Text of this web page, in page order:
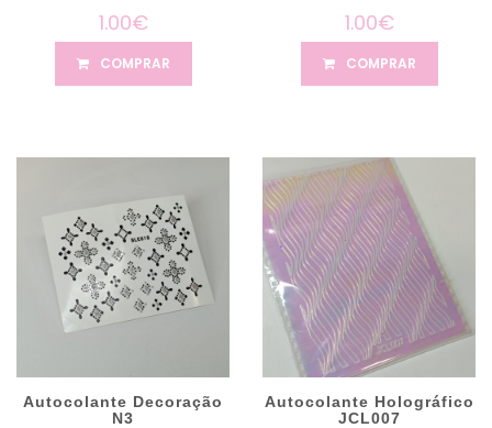
1.00€
COMPRAR
1.00€
COMPRAR
Autocolante Decoração
N3
Autocolante Holográfico
JCL007